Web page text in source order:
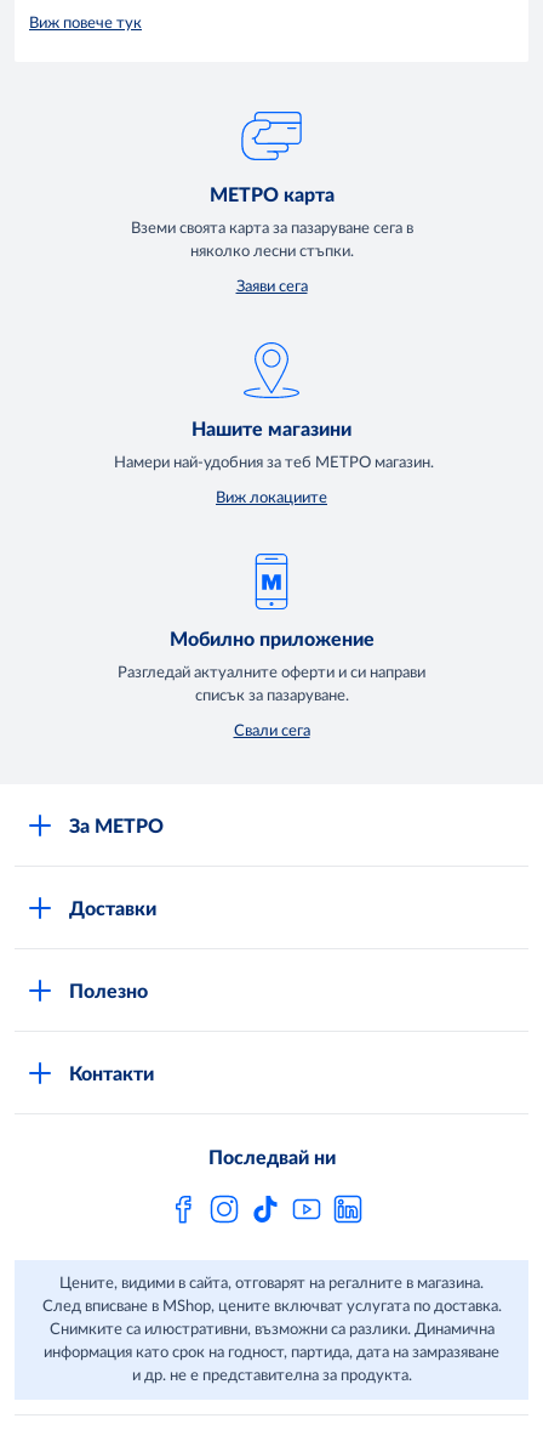
Виж повече тук
МЕТРО карта
Вземи своята карта за пазаруване сега в
няколко лесни стъпки.
Заяви сега
Нашите магазини
Намери най-удобния за теб МЕТРО магазин.
Виж локациите
Мобилно приложение
Разгледай актуалните оферти и си направи
списък за пазаруване.
Свали сега
За МЕТРО
METRO AG
Доставки
Полезно
Контакти
Последвай ни
Цените, видими в сайта, отговарят на регалните в магазина.
След вписване в MShop, цените включват услугата по доставка.
Снимките са илюстративни, възможни са разлики. Динамична
информация като срок на годност, партида, дата на замразяване
и др. не е представителна за продукта.